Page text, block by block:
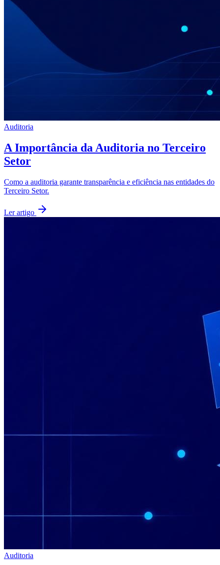
Auditoria
A Importância da Auditoria no Terceiro
Setor
Como a auditoria garante transparência e eficiência nas entidades do
Terceiro Setor.
Ler artigo
Auditoria